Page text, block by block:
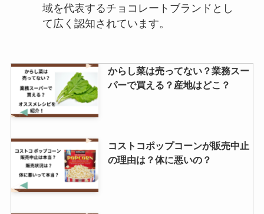
域を代表するチョコレートブランドとし
て広く認知されています。
からし菜は売ってない？業務スー
パーで買える？産地はどこ？
コストコポップコーンが販売中止
の理由は？体に悪いの？